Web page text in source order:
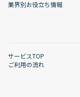
業界別お役立ち情報
サービスTOP
ご利用の流れ